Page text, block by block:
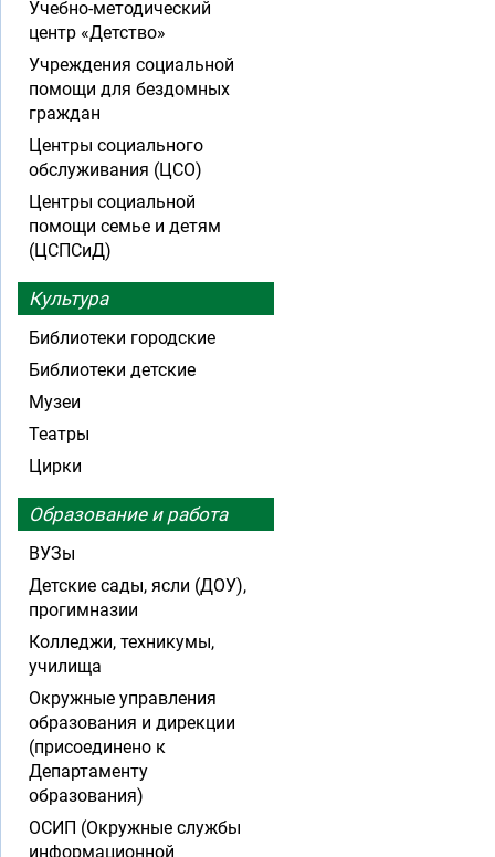
Учебно-методический
центр «Детство»
Учреждения социальной
помощи для бездомных
граждан
Центры социального
обслуживания (ЦСО)
Центры социальной
помощи семье и детям
(ЦСПСиД)
Культура
Библиотеки городские
Библиотеки детские
Музеи
Театры
Цирки
Образование и работа
ВУЗы
Детские сады, ясли (ДОУ),
прогимназии
Колледжи, техникумы,
училища
Окружные управления
образования и дирекции
(присоединено к
Департаменту
образования)
ОСИП (Окружные службы
информационной